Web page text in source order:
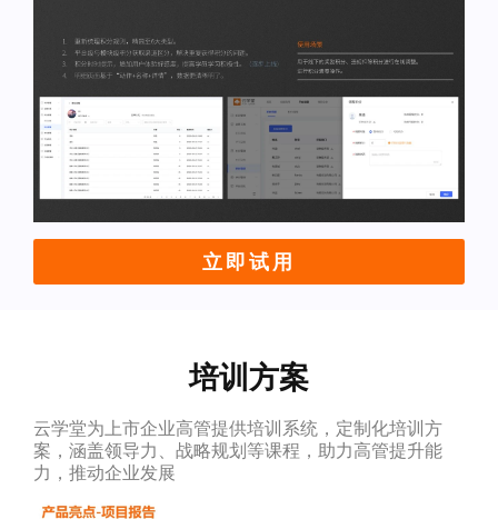
立即试用
培训方案
云学堂为上市企业高管提供培训系统，定制化培训方
案，涵盖领导力、战略规划等课程，助力高管提升能
力，推动企业发展